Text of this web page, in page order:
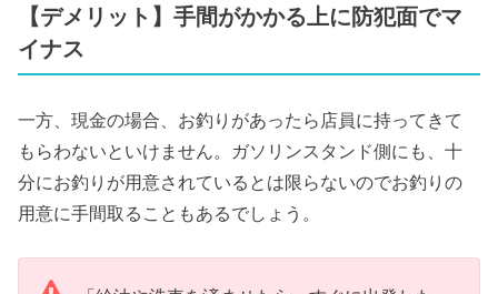
【デメリット】手間がかかる上に防犯面でマ
イナス
一方、現金の場合、お釣りがあったら店員に持ってきて
もらわないといけません。ガソリンスタンド側にも、十
分にお釣りが用意されているとは限らないのでお釣りの
用意に手間取ることもあるでしょう。